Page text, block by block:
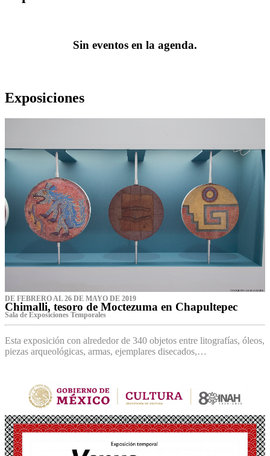
Sin eventos en la agenda.
Exposiciones
DE FEBRERO AL 26 DE MAYO DE 2019
Chimalli, tesoro de Moctezuma en Chapultepec
Sala de Exposiciones Temporales
Esta exposición con alrededor de 340 objetos entre litografías, óleos,
piezas arqueológicas, armas, ejemplares disecados,…